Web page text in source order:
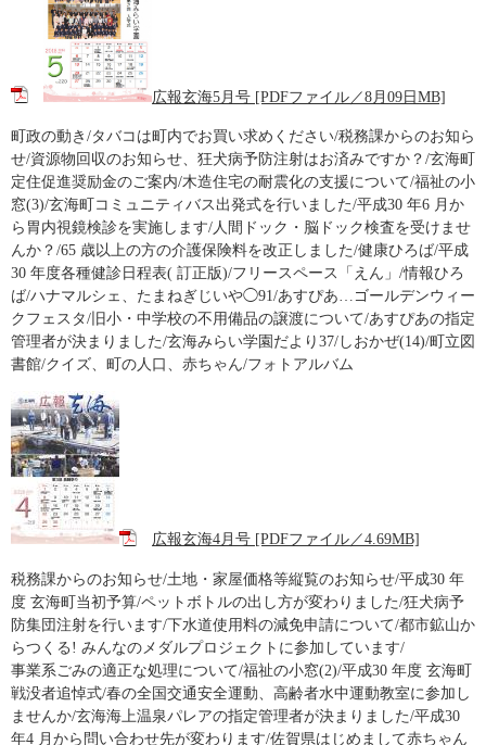
広報玄海5月号 [PDFファイル／8月09日MB]
町政の動き/タバコは町内でお買い求めください/税務課からのお知ら
せ/資源物回収のお知らせ、狂犬病予防注射はお済みですか？/玄海町
定住促進奨励金のご案内/木造住宅の耐震化の支援について/福祉の小
窓(3)/玄海町コミュニティバス出発式を行いました/平成30 年6 月か
ら胃内視鏡検診を実施します/人間ドック・脳ドック検査を受けませ
んか？/65 歳以上の方の介護保険料を改正しました/健康ひろば/平成
30 年度各種健診日程表( 訂正版)/フリースペース「えん」/情報ひろ
ば/ハナマルシェ、たまねぎじいや◯91/あすぴあ…ゴールデンウィー
クフェスタ/旧小・中学校の不用備品の譲渡について/あすぴあの指定
管理者が決まりました/玄海みらい学園だより37/しおかぜ(14)/町立図
書館/クイズ、町の人口、赤ちゃん/フォトアルバム
広報玄海4月号 [PDFファイル／4.69MB]
税務課からのお知らせ/土地・家屋価格等縦覧のお知らせ/平成30 年
度 玄海町当初予算/ペットボトルの出し方が変わりました/狂犬病予
防集団注射を行います/下水道使用料の減免申請について/都市鉱山か
らつくる! みんなのメダルプロジェクトに参加しています/
事業系ごみの適正な処理について/福祉の小窓(2)/平成30 年度 玄海町
戦没者追悼式/春の全国交通安全運動、高齢者水中運動教室に参加し
ませんか/玄海海上温泉パレアの指定管理者が決まりました/平成30
年4 月から問い合わせ先が変わります/佐賀県はじめまして赤ちゃん